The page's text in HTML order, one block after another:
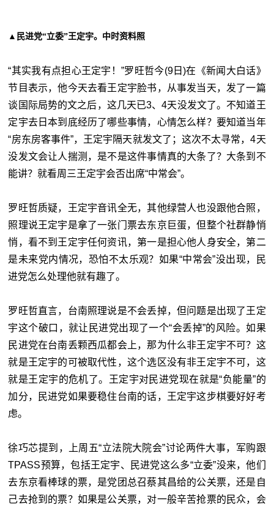
▲民进党“立委”王定宇。中时资料照
“其实我有点担心王定宇！”罗旺哲今(9日)在《新闻大白话》
节目表示，他今天去看王定宇脸书，从事发当天，发了一篇
谈国际局势的文之后，这几天已3、4天没发文了。不知道王
定宇去日本到底经历了哪些事情，心情怎么样？要知道当年
“房东房客事件”，王定宇隔天就发文了；这次不太寻常，4天
没发文会让人揣测，是不是这件事情真的大条了？大条到不
能讲？就看周三王定宇会否出席“中常会”。
罗旺哲质疑，王定宇音讯全无，其他绿营人也没跟他合照，
照理说王定宇是拿了一张门票去东京巨蛋，但整个社群静悄
悄，看不到王定宇任何资讯，第一是担心他人身安全，第二
是未来党内情况，恐怕不太乐观？如果“中常会”没出现，民
进党怎么处理他就有趣了。
罗旺哲直言，台南照理说是不会丢掉，但问题是出现了王定
宇这个破口，就让民进党出现了一个“会丢掉”的风险。如果
民进党在台南丢颗西瓜都会上，那为什么非王定宇不可？这
就是王定宇的可被取代性，这个选区没有非王定宇不可，这
就是王定宇的危机了。王定宇对民进党现在就是“负能量”的
加分，民进党如果要稳住台南的话，王定宇这步棋要好好考
虑。
徐巧芯提到，上周五“立法院大院会”讨论两件大事，军购跟
TPASS预算，包括王定宇、民进党这么多“立委”没来，他们
去东京看棒球的票，是党团总召蔡其昌给的公关票，还是自
己去抢到的票？如果是公关票，对一般辛苦抢票的民众，会